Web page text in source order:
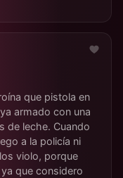
que pistola en
armado con una
de leche. Cuando
a la policía ni
violo, porque
que considero